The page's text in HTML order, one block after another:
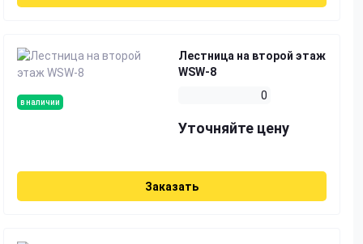
в наличии
Лестница на второй этаж
WSW-8
0
Уточняйте цену
Заказать